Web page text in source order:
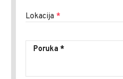
Lokacija *